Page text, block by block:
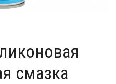
смазка